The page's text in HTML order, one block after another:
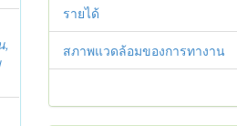
,
รายได้
สภาพแวดล้อมของการทางาน